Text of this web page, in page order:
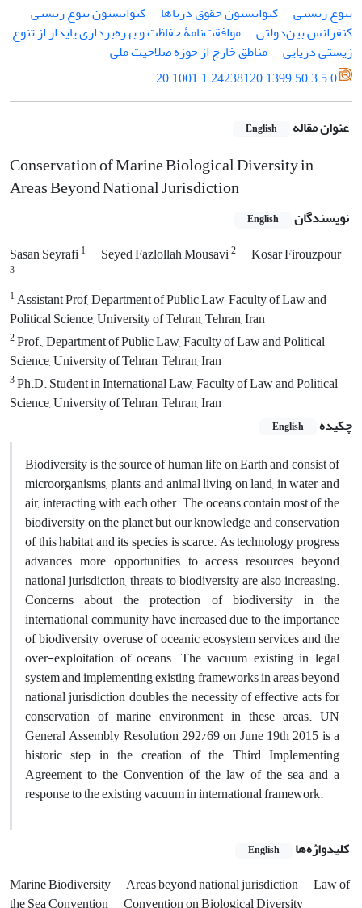
تنوع زیستی
کنوانسیون حقوق دریاها
کنوانسیون تنوع زیستی
کنفرانس بین‌دولتی
موافقت‌نامۀ حفاظت و بهره‌برداری پایدار از تنوع
زیستی دریایی
مناطق خارج از حوزة صلاحیت ملی
20.1001.1.24238120.1399.50.3.5.0
عنوان مقاله English
Conservation of Marine Biological Diversity in
Areas Beyond National Jurisdiction
نویسندگان English
Sasan Seyrafi1 Seyed Fazlollah Mousavi2 Kosar Firouzpour
3
1Assistant Prof, Department of Public Law, Faculty of Law and
Political Science, University of Tehran, Tehran, Iran
2Prof., Department of Public Law, Faculty of Law and Political
Science, University of Tehran, Tehran, Iran
3Ph.D. Student in International Law, Faculty of Law and Political
Science, University of Tehran, Tehran, Iran
چکیده
English
Biodiversity is the source of human life on Earth and consist of
microorganisms, plants, and animal living on land, in water and
air, interacting with each other. The oceans contain most of the
biodiversity on the planet but our knowledge and conservation
of this habitat and its species is scarce. As technology progress
advances more opportunities to access resources beyond
national jurisdiction, threats to biodiversity are also increasing.
Concerns about the protection of biodiversity in the
international community have increased due to the importance
of biodiversity, overuse of oceanic ecosystem services and the
over-exploitation of oceans. The vacuum existing in legal
system and implementing existing frameworks in areas beyond
national jurisdiction doubles the necessity of effective acts for
conservation of marine environment in these areas. UN
General Assembly Resolution 292/69 on June 19th 2015 is a
historic step in the creation of the Third Implementing
Agreement to the Convention of the law of the sea and a
response to the existing vacuum in international framework.
کلیدواژه‌ها English
Marine Biodiversity Areas beyond national jurisdiction
Law of